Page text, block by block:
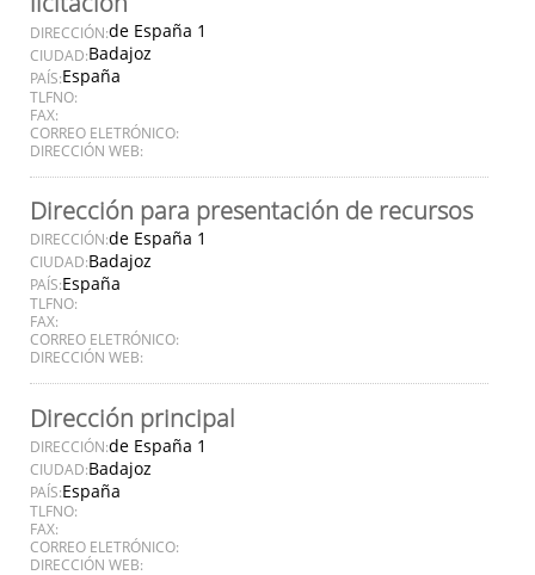
DIRECCIÓN:de España 1
CIUDAD:Badajoz
PAÍS:España
TLFNO:
FAX:
CORREO ELETRÓNICO:
DIRECCIÓN WEB:
Dirección para presentación de recursos
DIRECCIÓN:de España 1
CIUDAD:Badajoz
PAÍS:España
TLFNO:
FAX:
CORREO ELETRÓNICO:
DIRECCIÓN WEB:
Dirección principal
DIRECCIÓN:de España 1
CIUDAD:Badajoz
PAÍS:España
TLFNO:
FAX:
CORREO ELETRÓNICO:
DIRECCIÓN WEB: